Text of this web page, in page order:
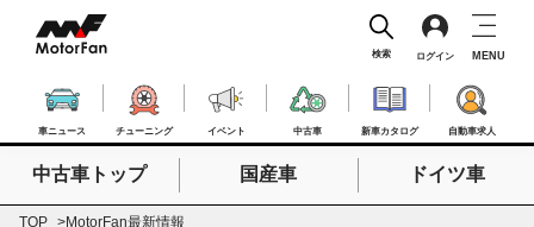
車ニュース チューニング イベント 中古車 新車カタログ 自動車求人
検索 ログイン MENU
検索したいキーワードを入力
中古車トップ 国産車 ドイツ車
TOP MotorFan最新情報